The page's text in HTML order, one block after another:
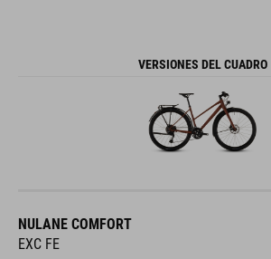
VERSIONES DEL CUADRO
NULANE COMFORT
EXC FE